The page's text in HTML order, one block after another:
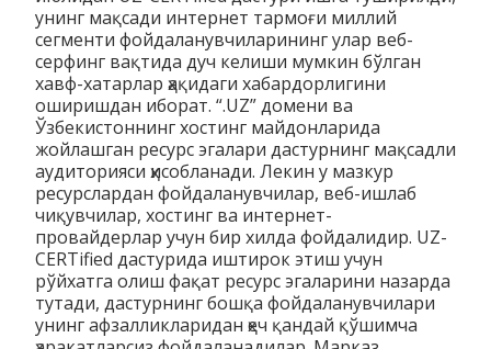
унинг мақсади интернет тармоғи миллий
сегменти фойдаланувчиларининг улар веб-
серфинг вақтида дуч келиши мумкин бўлган
хавф-хатарлар ҳақидаги хабардорлигини
оширишдан иборат. “.UZ” домени ва
Ўзбекистоннинг хостинг майдонларида
жойлашган ресурс эгалари дастурнинг мақсадли
аудиторияси ҳисобланади. Лекин у мазкур
ресурслардан фойдаланувчилар, веб-ишлаб
чиқувчилар, хостинг ва интернет-
провайдерлар учун бир хилда фойдалидир. UZ-
CERTified дастурида иштирок этиш учун
рўйхатга олиш фақат ресурс эгаларини назарда
тутади, дастурнинг бошқа фойдаланувчилари
унинг афзалликларидан ҳеч қандай қўшимча